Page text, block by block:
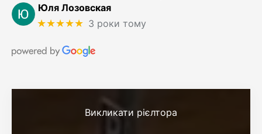
Юля Лозовская
★★★★★ 3 роки тому
Викликати рієлтора